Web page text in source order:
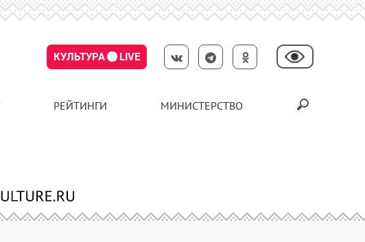
КУЛЬТУРА LIVE
РЕЙТИНГИ МИНИСТЕРСТВО